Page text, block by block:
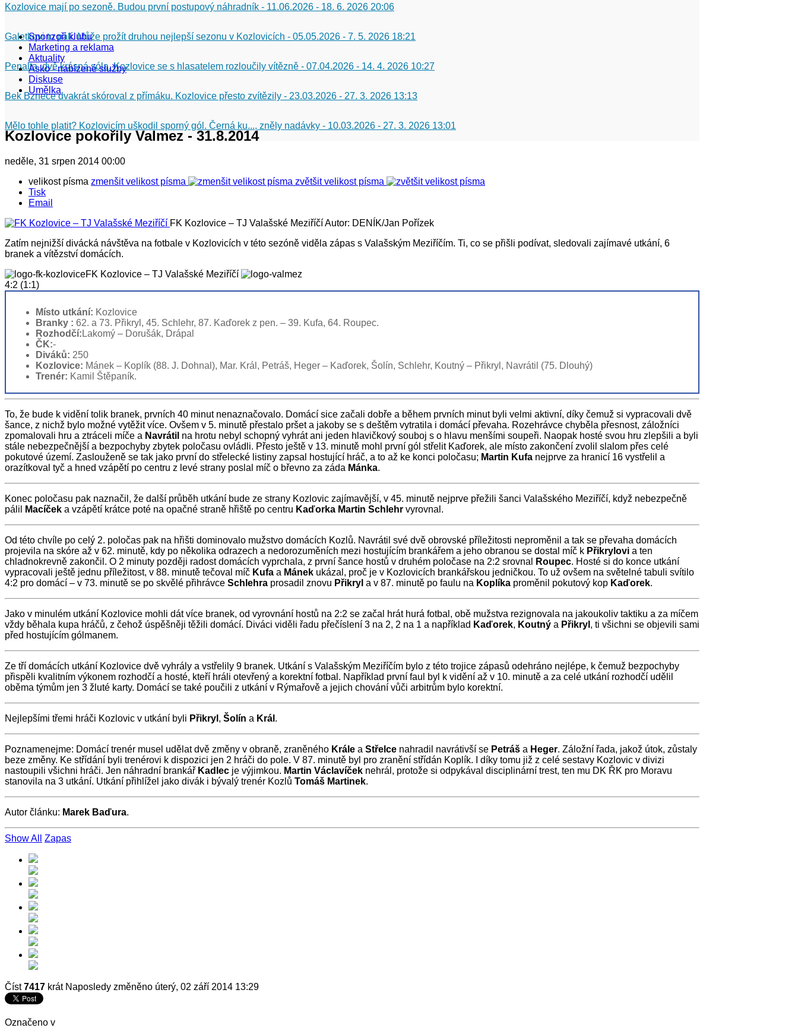
Kozlovice mají po sezoně. Budou první postupový náhradník - 11.06.2026 - 18. 6. 2026 20:06
Galetkovi to pálí. Může prožít druhou nejlepší sezonu v Kozlovicích - 05.05.2026 - 7. 5. 2026 18:21
Penalta, dvě krásná sóla. Kozlovice se s hlasatelem rozloučily vítězně - 07.04.2026 - 14. 4. 2026 10:27
Bek Bznece dvakrát skóroval z přímáku. Kozlovice přesto zvítězily - 23.03.2026 - 27. 3. 2026 13:13
Mělo tohle platit? Kozlovicím uškodil sporný gól. Černá ku..., zněly nadávky - 10.03.2026 - 27. 3. 2026 13:01
Sponzoři klubu
Marketing a reklama
Aktuality
Asko - nabízené služby
Diskuse
Umělka
Kozlovice pokořily Valmez - 31.8.2014
neděle, 31 srpen 2014 00:00
velikost písma zmenšit velikost písma
zvětšit velikost písma
Tisk
Email
FK Kozlovice – TJ Valašské MeziříčíAutor: DENÍK/Jan Pořízek
Zatím nejnižší divácká návštěva na fotbale v Kozlovicích v této sezóně viděla zápas s Valašským Meziříčím. Ti, co se přišli podívat, sledovali zajímavé utkání, 6
branek a vítězství domácích.
FK Kozlovice – TJ Valašské Meziříčí
4:2 (1:1)
Místo utkání: Kozlovice
Branky : 62. a 73. Přikryl, 45. Schlehr, 87. Kaďorek z pen. – 39. Kufa, 64. Roupec.
Rozhodčí: Lakomý – Dorušák, Drápal
ČK:-
Diváků: 250
Kozlovice: Mánek – Koplík (88. J. Dohnal), Mar. Král, Petráš, Heger – Kaďorek, Šolín, Schlehr, Koutný – Přikryl, Navrátil (75. Dlouhý)
Trenér: Kamil Štěpaník.
To, že bude k vidění tolik branek, prvních 40 minut nenaznačovalo. Domácí sice začali dobře a během prvních minut byli velmi aktivní, díky čemuž si vypracovali dvě
šance, z nichž bylo možné vytěžit více. Ovšem v 5. minutě přestalo pršet a jakoby se s deštěm vytratila i domácí převaha. Rozehrávce chyběla přesnost, záložníci
zpomalovali hru a ztráceli míče a Navrátil na hrotu nebyl schopný vyhrát ani jeden hlavičkový souboj s o hlavu menšími soupeři. Naopak hosté svou hru zlepšili a byli
stále nebezpečnější a bezpochyby zbytek poločasu ovládli. Přesto ještě v 13. minutě mohl první gól střelit Kaďorek, ale místo zakončení zvolil slalom přes celé
pokutové území. Zaslouženě se tak jako první do střelecké listiny zapsal hostující hráč, a to až ke konci poločasu; Martin Kufa nejprve za hranicí 16 vystřelil a
orazítkoval tyč a hned vzápětí po centru z levé strany poslal míč o břevno za záda Mánka.
Konec poločasu pak naznačil, že další průběh utkání bude ze strany Kozlovic zajímavější, v 45. minutě nejprve přežili šanci Valašského Meziříčí, když nebezpečně
pálil
Macíček a vzápětí krátce poté na opačné straně hřiště po centru Kaďorka Martin Schlehr vyrovnal.
Od této chvíle po celý 2. poločas pak na hřišti dominovalo mužstvo domácích Kozlů. Navrátil své dvě obrovské příležitosti neproměnil a tak se převaha domácích
projevila na skóre až v 62. minutě, kdy po několika odrazech a nedorozuměních mezi hostujícím brankářem a jeho obranou se dostal míč k Přikrylovi a ten
chladnokrevně zakončil. O 2 minuty později radost domácích vyprchala, z první šance hostů v druhém poločase na 2:2 srovnal
Roupec. Hosté si do konce utkání
vypracovali ještě jednu příležitost, v 88. minutě tečoval míč Kufa a Mánek ukázal, proč je v Kozlovicích brankářskou jedničkou. To už ovšem na světelné tabuli svítilo
4:2 pro domácí – v 73. minutě se po skvělé přihrávce Schlehra prosadil znovu Přikryl a v 87. minutě po faulu na Koplíka proměnil pokutový kop Kaďorek.
Jako v minulém utkání Kozlovice mohli dát více branek, od vyrovnání hostů na 2:2 se začal hrát hurá fotbal, obě mužstva rezignovala na jakoukoliv taktiku a za míčem
vždy běhala kupa hráčů, z čehož úspěšněji těžili domácí. Diváci viděli řadu přečíslení 3 na 2, 2 na 1 a například Kaďorek, Koutný a Přikryl , ti všichni se objevili sami
před hostujícím gólmanem.
Ze tří domácích utkání Kozlovice dvě vyhrály a vstřelily 9 branek. Utkání s Valašským Meziříčím bylo z této trojice zápasů odehráno nejlépe, k čemuž bezpochyby
přispěli kvalitním výkonem rozhodčí a hosté, kteří hráli otevřený a korektní fotbal. Například první faul byl k vidění až v 10. minutě a za celé utkání rozhodčí udělil
oběma týmům jen 3 žluté karty. Domácí se také poučili z utkání v Rýmařově a jejich chování vůči arbitrům bylo korektní.
Nejlepšími třemi hráči Kozlovic v utkání byli Přikryl , Šolín a Král .
Poznamenejme: Domácí trenér musel udělat dvě změny v obraně, zraněného Krále a Střelce nahradil navrátivší se Petráš a Heger. Záložní řada, jakož útok, zůstaly
beze změny. Ke střídání byli trenérovi k dispozici jen 2 hráči do pole. V 87. minutě byl pro zranění střídán Koplík. I díky tomu již z celé sestavy Kozlovic v divizi
nastoupili všichni hráči. Jen náhradní brankář Kadlec je výjimkou. Martin Václavíček nehrál, protože si odpykával disciplinární trest, ten mu DK ŘK pro Moravu
stanovila na 3 utkání. Utkání přihlížel jako divák i bývalý trenér Kozlů Tomáš Martinek.
Autor článku: Marek Baďura.
Show All Zapas
Číst7417 krát Naposledy změněno úterý, 02 září 2014 13:29
Označeno v